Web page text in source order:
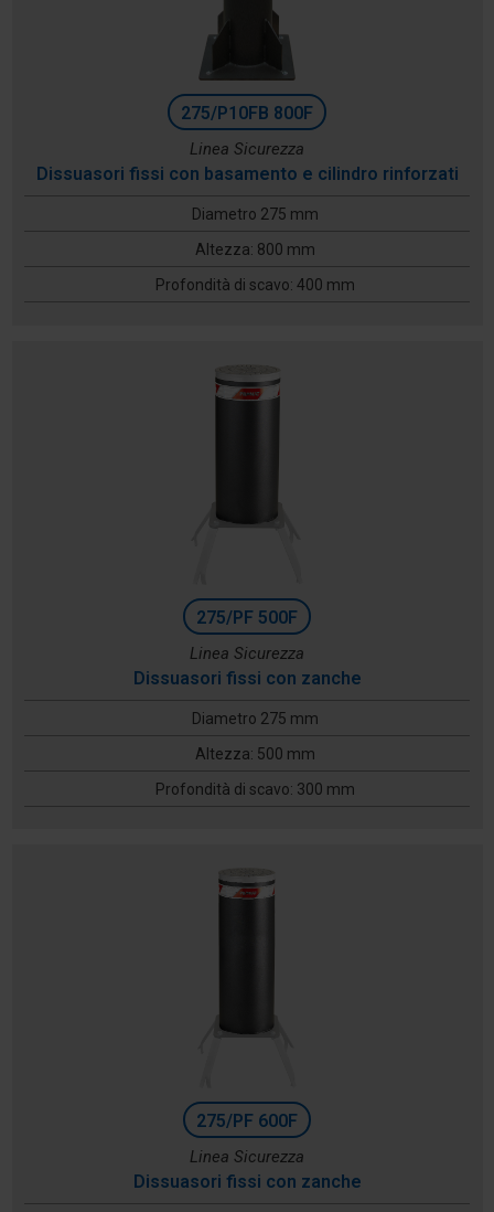
275/P10FB 800F
Linea Sicurezza
Dissuasori fissi con basamento e cilindro rinforzati
Diametro 275 mm
Altezza: 800 mm
Profondità di scavo: 400 mm
275/PF 500F
Linea Sicurezza
Dissuasori fissi con zanche
Diametro 275 mm
Altezza: 500 mm
Profondità di scavo: 300 mm
275/PF 600F
Linea Sicurezza
Dissuasori fissi con zanche